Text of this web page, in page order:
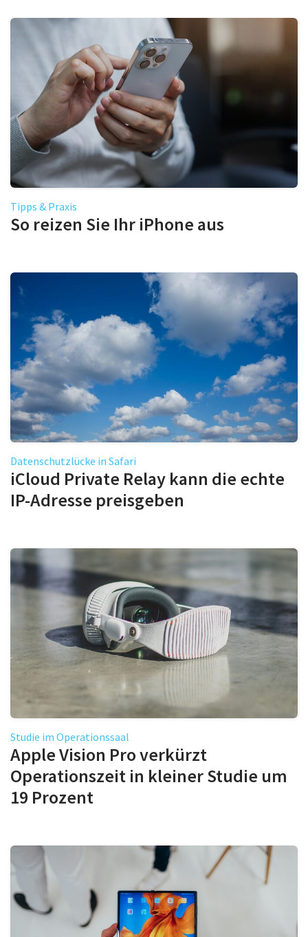
Tipps & Praxis
So reizen Sie Ihr iPhone aus
Datenschutzlücke in Safari
iCloud Private Relay kann die echte
IP-Adresse preisgeben
Studie im Operationssaal
Apple Vision Pro verkürzt
Operationszeit in kleiner Studie um
19 Prozent